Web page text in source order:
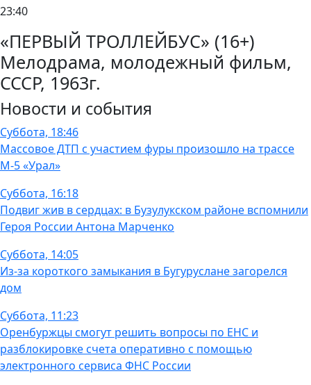
23:40
«ПЕРВЫЙ ТРОЛЛЕЙБУС» (16+)
Мелодрама, молодежный фильм,
СССР, 1963г.
Новости и события
Суббота, 18:46
Массовое ДТП с участием фуры произошло на трассе
М-5 «Урал»
Суббота, 16:18
Подвиг жив в сердцах: в Бузулукском районе вспомнили
Героя России Антона Марченко
Суббота, 14:05
Из-за короткого замыкания в Бугуруслане загорелся
дом
Суббота, 11:23
Оренбуржцы смогут решить вопросы по ЕНС и
разблокировке счета оперативно с помощью
электронного сервиса ФНС России